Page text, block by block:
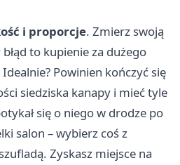
i proporcje. Zmierz swoją
to kupienie za dużego
Powinien kończyć się
siedziska kanapy i mieć tyle
się o niego w drodze po
salon – wybierz coś z
Zyskasz miejsce na